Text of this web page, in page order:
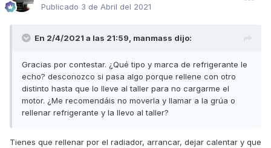
Publicado 3 de Abril del 2021
En 2/4/2021 a las 21:59, manmass dijo:
Gracias por contestar. ¿Qué tipo y marca de refrigerante le
echo? desconozco si pasa algo porque rellene con otro
distinto hasta que lo lleve al taller para no cargarme el
motor. ¿Me recomendáis no moverla y llamar a la grúa o
rellenar refrigerante y la llevo al taller?
Tienes que rellenar por el radiador, arrancar, dejar calentar y que